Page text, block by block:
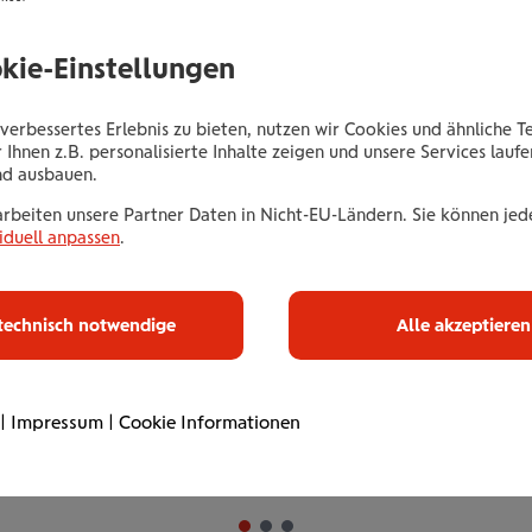
Bera­
uns Zeit für Ihre
Lösung. Ganz
ist alles drin
Einstellungen
Erlebnis zu bieten, nutzen wir Cookies und ähnliche
Ihnen z.B. personalisierte Inhalte zeigen und unsere Services
ausbauen.
unsere Partner Daten in Nicht-EU-Ländern. Sie können
anpassen.
notwendige Alle akzeptieren
Impressum | Cookie Informationen